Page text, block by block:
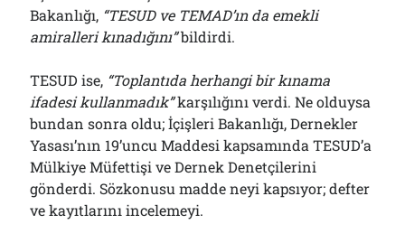
Bakanlığı, “TESUD ve TEMAD’ın da emekli
amiralleri kınadığını”bildirdi.
TESUD ise, “Toplantıda herhangi bir kınama
ifadesi kullanmadık”karşılığını verdi. Ne olduysa
bundan sonra oldu; İçişleri Bakanlığı, Dernekler
Yasası’nın 19’uncu Maddesi kapsamında TESUD’a
Mülkiye Müfettişi ve Dernek Denetçilerini
gönderdi. Sözkonusu madde neyi kapsıyor; defter
ve kayıtlarını incelemeyi.